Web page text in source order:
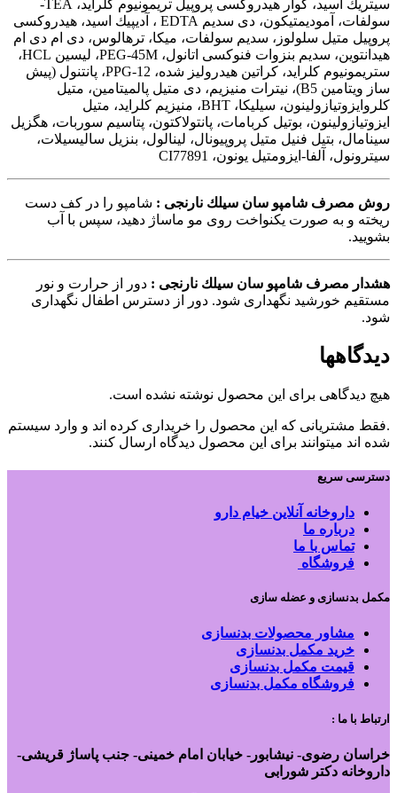
سیتریك اسید، گوار هیدروكسی پروپیل تریمونیوم كلراید، TEA-
سولفات، آمودیمتیكون، دی سدیم EDTA ، آدیپیك اسید، هیدروكسی
پروپیل متیل سلولوز، سدیم سولفات، میكا، ترهالوس، دی ام دی ام
هیدانتوین، سدیم بنزوات فنوكسی اتانول، PEG-45M، لیسین HCL،
ستریمونیوم كلراید، كراتین هیدرولیز شده، PPG-12، پانتنول (پیش
ساز ویتامین B5)، نیترات منیزیم، دی متیل پالمیتامین، متیل
كلروایزوتیازولینون، سیلیكا، BHT، منیزیم كلراید، متیل
ایزوتیازولینون، بوتیل كربامات، پانتولاكتون، پتاسیم سوربات، هگزیل
سینامال، بتیل فنیل متیل پروپیونال، لینالول، بنزیل سالیسیلات،
سیترونول، آلفا-ایزومتیل یونون، CI77891
روش مصرف شامپو سان سیلك نارنجی : شامپو را در كف دست
ریخته و به صورت یكنواخت روی مو ماساژ دهید، سپس با آب
بشویید.
هشدار مصرف شامپو سان سیلك نارنجی : دور از حرارت و نور
مستقیم خورشید نگهداری شود. دور از دسترس اطفال نگهداری
شود.
دیدگاهها
هیچ دیدگاهی برای این محصول نوشته نشده است.
.فقط مشتریانی که این محصول را خریداری کرده اند و وارد سیستم
شده اند میتوانند برای این محصول دیدگاه ارسال کنند.
دسترسی سریع
داروخانه آنلاین خیام دارو
درباره ما
تماس با ما
فروشگاه
مکمل بدنسازی و عضله سازی
مشاور محصولات بدنسازی
خرید مکمل بدنسازی
قیمت مکمل بدنسازی
فروشگاه مکمل بدنسازی
ارتباط با ما :
خراسان رضوی- نیشابور- خیابان امام خمینی- جنب پاساژ قریشی-
داروخانه دکتر شورابی